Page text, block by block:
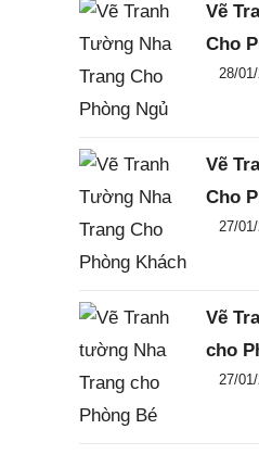
Vẽ
Cho
Đăng
28/
Vẽ
Cho
Đăng
27/
Vẽ
cho
Đăng
27/